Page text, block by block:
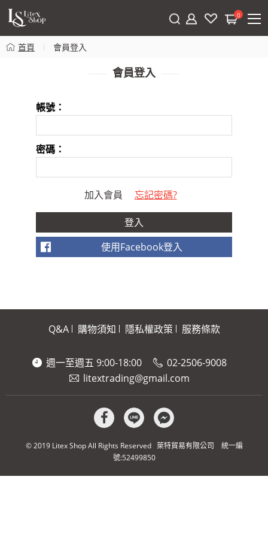
0
首頁 會員登入
會員登入
帳號：
密碼：
加入會員 忘記密碼?
使用Facebook登入
Q&A 購物須知 隱私權政策 服務條款
週一至週五 9:00-18:00
02-2506-9008
litextrading@gmail.com
© 2019 Litex Shop All Rights Reserved 萊特貿易有限公司 統一編
號:52499850